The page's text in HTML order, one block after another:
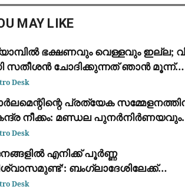
MAY LIKE
ഭക്ഷണവും വെള്ളവും ഇല്ല;
സതീശൻ ചോദിക്കുന്നത് ഞാൻ മൂന്ന്
അല്ലെ ഭക്ഷണം കഴിച്ചത്:
വി ഗോവിന്ദൻ
Desk
പ്രത്യേക
നീക്കം: മണ്ഡല പുനർനിർണയവും
സംവരണ ഭേദഗതിയും
Desk
എനിക്ക് പൂർണ്ണ
ബംഗ്ലാദേശിലേക്ക്
ഷെയ്ഖ് ഹസീന
Desk